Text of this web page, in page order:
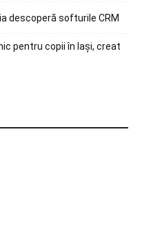
descoperă softurile CRM
pentru copii în Iași, creat